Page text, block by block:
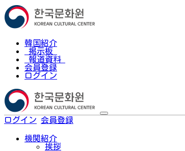
韓国紹介
掲示板
報道資料
会員登録
ログイン
ログイン 会員登録
機関紹介
挨拶